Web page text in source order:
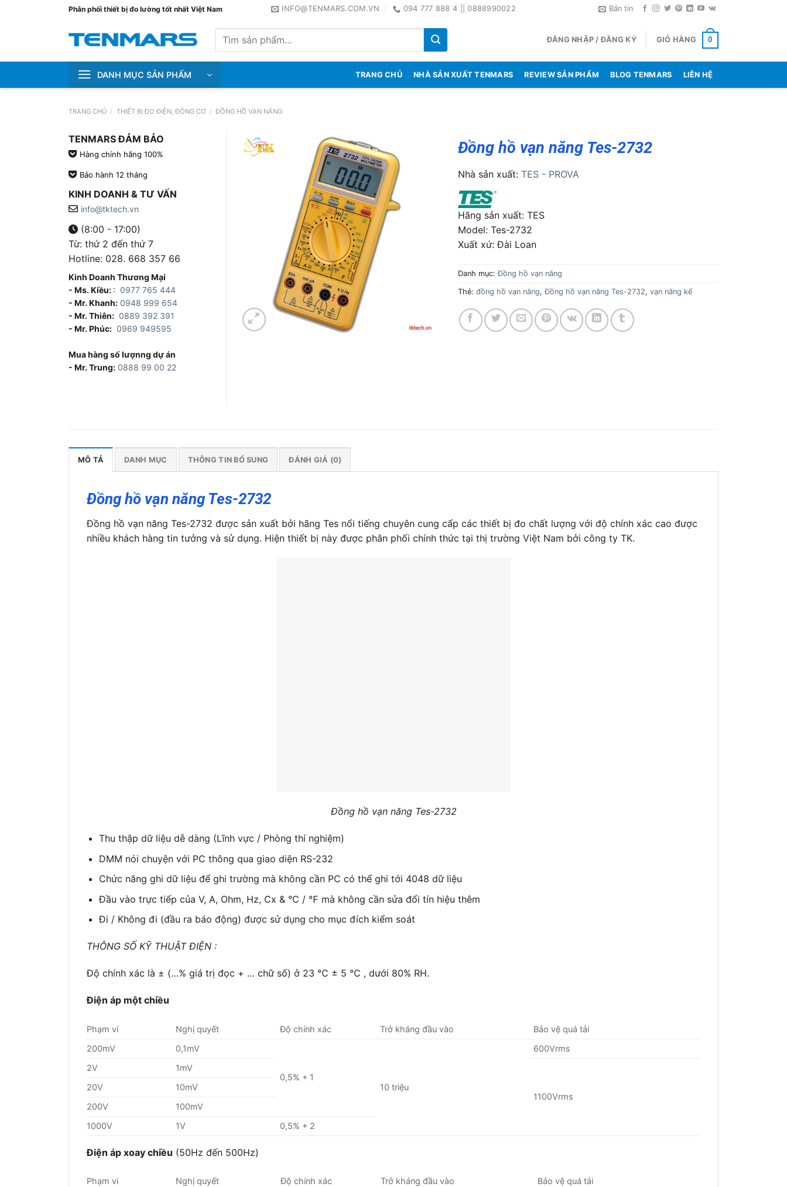
Phân phối thiết bị đo lường tốt nhất Việt Nam INFO@TENMARS.COM.VN 094 777 888 4 || 0888990022 Bản tin
kiếm:
ĐĂNG NHẬP / ĐĂNG KÝ GIỎ HÀNG 0
DANH MỤC SẢN PHẨM TRANG CHỦ NHÀ SẢN XUẤT TENMARS REVIEW SẢN PHẨM BLOG TENMARS LIÊN HỆ
TRANG CHỦ / THIẾT BỊ ĐO ĐIỆN, ĐỘNG CƠ / ĐỒNG HỒ VẠN NĂNG
Đồng hồ vạn năng Tes-2732
Nhà sản xuất: TES - PROVA
Hãng sản xuất: TES
Model: Tes-2732
Xuất xứ: Ðài Loan
Danh mục:Đồng hồ vạn năng
Thẻ: đồng hồ vạn năng,Đồng hồ vạn năng Tes-2732, vạn năng kế
TENMARS ĐẢM BẢO
Hàng chính hãng 100%
Bảo hành 12 tháng
KINH DOANH & TƯ VẤN
info@tktech.vn
(8:00 - 17:00)
Từ: thứ 2 đến thứ 7
Hotline: 028. 668 357 66
Kinh Doanh Thương Mại
- Ms. Kiều: : 0977 765 444
- Mr. Khanh: 0948 999 654
- Mr. Thiên: 0889 392 391
- Mr. Phúc: 0969 949595
Mua hàng số lượnng dự án
- Mr. Trung: 0888 99 00 22
MÔ TẢ DANH MỤC THÔNG TIN BỔ SUNG ĐÁNH GIÁ (0)
Đồng hồ vạn năng Tes-2732
Đồng hồ vạn năng Tes-2732 được sản xuất bởi hãng Tes nổi tiếng chuyên cung cấp các thiết bị đo chất lượng với độ chính xác cao được
nhiều khách hàng tin tưởng và sử dụng. Hiện thiết bị này được phân phối chính thức tại thị trường Việt Nam bởi công ty TK.
Đồng hồ vạn năng Tes-2732
Thu thập dữ liệu dễ dàng (Lĩnh vực / Phòng thí nghiệm)
DMM nói chuyện với PC thông qua giao diện RS-232
Chức năng ghi dữ liệu để ghi trường mà không cần PC có thể ghi tới 4048 dữ liệu
Đầu vào trực tiếp của V, A, Ohm, Hz, Cx & ℃ / ℉ mà không cần sửa đổi tín hiệu thêm
Đi / Không đi (đầu ra báo động) được sử dụng cho mục đích kiểm soát
THÔNG SỐ KỸ THUẬT ĐIỆN :
Độ chính xác là ± (…% giá trị đọc + … chữ số) ở 23 ℃ ± 5 ℃ , dưới 80% RH.
Điện áp một chiều
Phạm vi Nghị quyết Độ chính xác Trở kháng đầu vào
Bảo vệ quá tải
200mV
0,1mV
0,5% + 1
10 triệu
600Vrms
2V
1mV
1100Vrms
20V
10mV
200V
100mV
1000V
1V 0,5% + 2
Điện áp xoay chiều (50Hz đến 500Hz)
Phạm vi Nghị quyết Độ chính xác Trở kháng đầu vào
Bảo vệ quá tải